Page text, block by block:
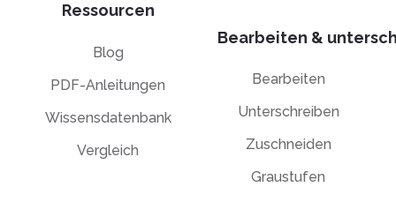
Ressourcen
Blog
PDF-Anleitungen
Wissensdatenbank
Vergleich
Bearbeiten &
Bearbeiten
Unterschreiben
Zuschneiden
Graustufen